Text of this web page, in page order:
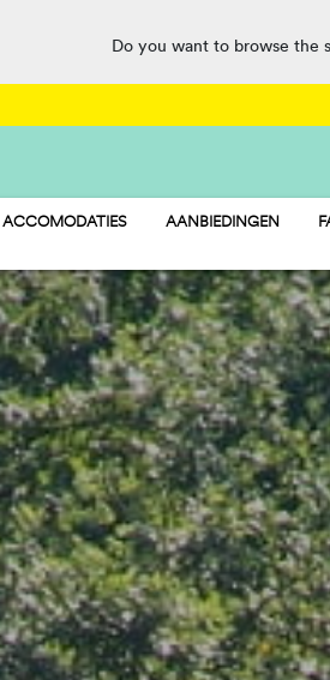
Do you want to browse the
ACCOMODATIES
HU GLAMP - TENTEN
AANBIEDINGEN